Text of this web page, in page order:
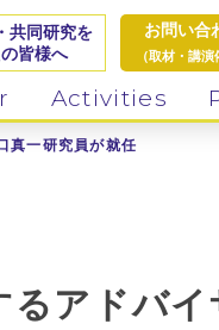
共同研究を
皆様へ
お問い合
（取材・講演
Activities
真一研究員が就任
アドバ